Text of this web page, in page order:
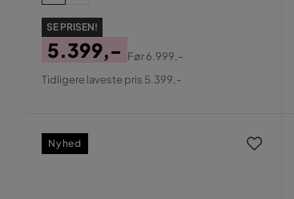
SE PRISEN!
Pris
5.399,-
Original
Før6.999,-
Tidligere laveste pris 5.399,-
Nyhed